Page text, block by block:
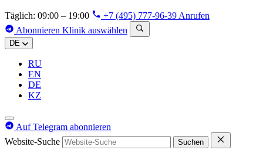
Täglich: 09:00 – 19:00 +7 (495) 777-96-39 Anrufen
Abonnieren Klinik auswählen
DE
RU
EN
DE
KZ
Auf Telegram abonnieren
Website-Suche
Suchen